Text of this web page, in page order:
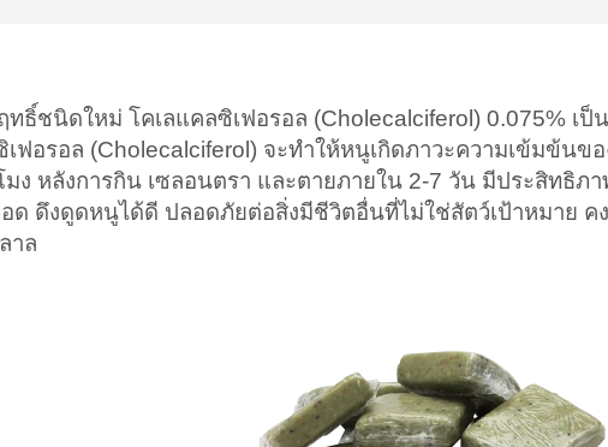
ชนิดใหม่ โคเลแคลซิเฟอรอล (Cholecalciferol) 0.075% เ
ฟอรอล (Cholecalciferol) จะทำให้หนูเกิดภาวะความเข้มข้น
ง หลังการกิน เซลอนตรา และตายภายใน 2-7 วัน มีประสิทธิภ
ด ดึงดูดหนูได้ดี ปลอดภัยต่อสิ่งมีชีวิตอื่นที่ไม่ใช่สัตว์เป้าหมาย ค
าล